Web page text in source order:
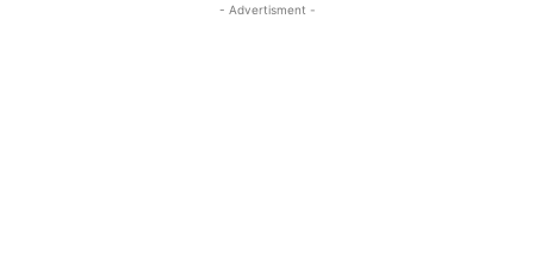
- Advertisment -